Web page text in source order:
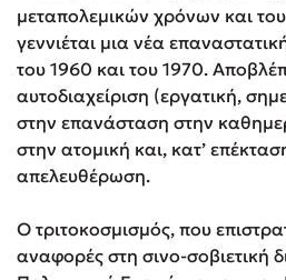
μεταπολεμικών χρόνων και
γεννιέται μια νέα
του 1960 και του 1970.
αυτοδιαχείριση (εργατική,
στην επανάσταση στην
στην ατομική και, κατ’
απελευθέρωση.
Ο τριτοκοσμισμός, που
αναφορές στη σινο-σοβιετική